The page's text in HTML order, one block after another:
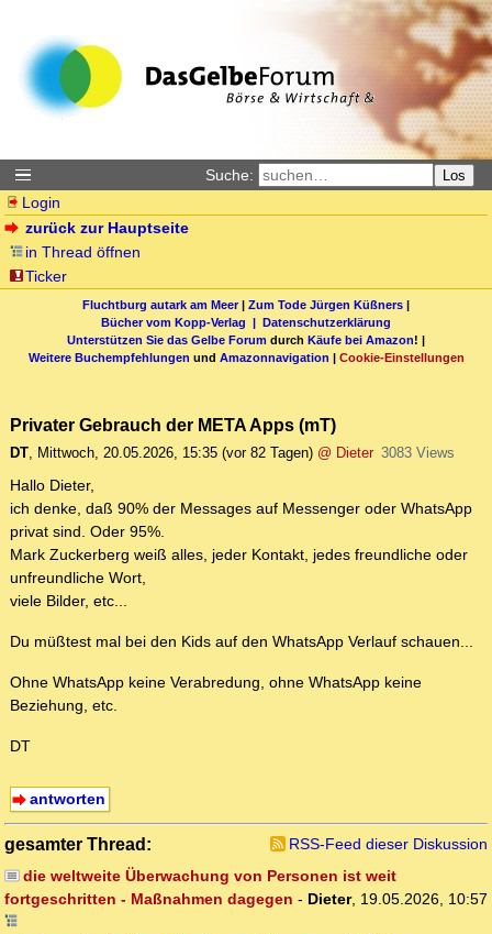
Suche: Los
Login
zurück zur Hauptseite
in Thread öffnen
Ticker
Fluchtburg autark am Meer| Zum Tode Jürgen Küßners |
Bücher vom Kopp-Verlag | Datenschutzerklärung
Unterstützen Sie das Gelbe Forum durch Käufe bei Amazon! |
Weitere Buchempfehlungen und Amazonnavigation | Cookie-Einstellungen
Privater Gebrauch der META Apps (mT)
DT, Mittwoch, 20.05.2026, 15:35 (vor 82 Tagen) @ Dieter 3083 Views
Hallo Dieter,
ich denke, daß 90% der Messages auf Messenger oder WhatsApp
privat sind. Oder 95%.
Mark Zuckerberg weiß alles, jeder Kontakt, jedes freundliche oder
unfreundliche Wort,
viele Bilder, etc...
Du müßtest mal bei den Kids auf den WhatsApp Verlauf schauen...
Ohne WhatsApp keine Verabredung, ohne WhatsApp keine
Beziehung, etc.
DT
antworten
gesamter Thread:
RSS-Feed dieser Diskussion
die weltweite Überwachung von Personen ist weit
fortgeschritten - Maßnahmen dagegen - Dieter, 19.05.2026, 10:57